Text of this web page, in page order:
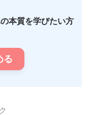
本質を学びたい方
る